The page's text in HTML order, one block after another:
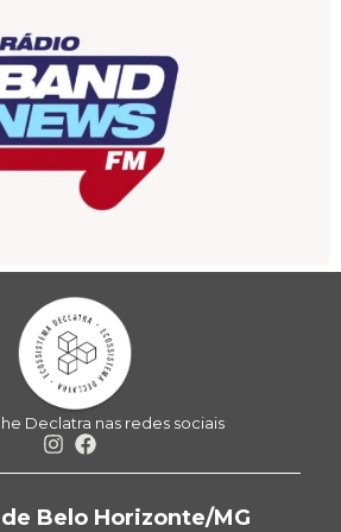
Declatra nas redes sociais
Belo Horizonte/MG